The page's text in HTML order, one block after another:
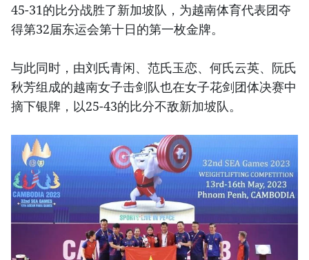
45-31的比分战胜了新加坡队，为越南体育代表团夺
得第32届东运会第十日的第一枚金牌。
与此同时，由刘氏青闲、范氏玉恋、何氏云英、阮氏
秋芳组成的越南女子击剑队也在女子花剑团体决赛中
摘下银牌，以25-43的比分不敌新加坡队。